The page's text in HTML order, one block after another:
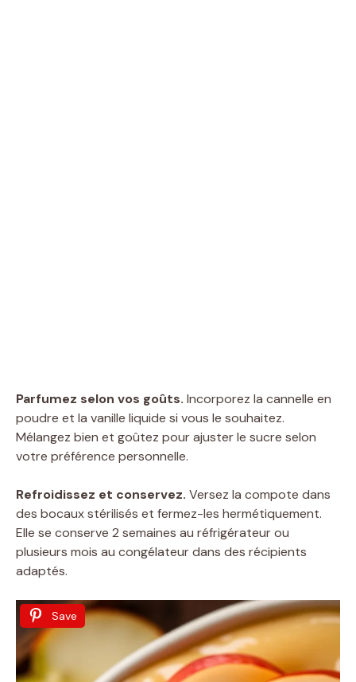
Parfumez selon vos goûts. Incorporez la cannelle en
poudre et la vanille liquide si vous le souhaitez.
Mélangez bien et goûtez pour ajuster le sucre selon
votre préférence personnelle.
Refroidissez et conservez. Versez la compote dans
des bocaux stérilisés et fermez-les hermétiquement.
Elle se conserve 2 semaines au réfrigérateur ou
plusieurs mois au congélateur dans des récipients
adaptés.
Save